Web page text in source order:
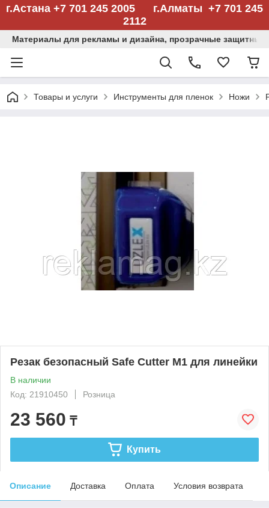
г.Астана +7 701 245 2005 г.Алматы +7 701 245
2112
Материалы для рекламы и дизайна, прозрачные защитные
Товары и услуги Инструменты для пленок Ножи
Резак безопасный Safe Cutter М1 для линейки
В наличии
Код: 21910450
Розница
23 560 ₸
Купить
Описание Доставка Оплата Условия возврата